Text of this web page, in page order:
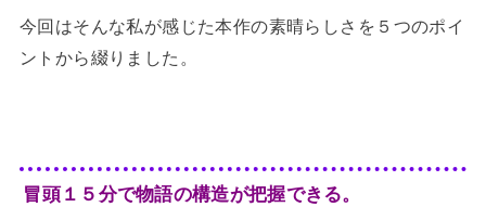
今回はそんな私が感じた本作の素晴らしさを５つのポイ
ントから綴りました。
冒頭１５分で物語の構造が把握できる。